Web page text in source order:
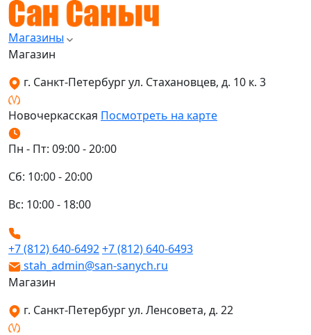
Магазины
Магазин
г. Санкт-Петербург ул. Стахановцев, д. 10 к. 3
Новочеркасская Посмотреть на карте
Пн - Пт: 09:00 - 20:00
Сб: 10:00 - 20:00
Вс: 10:00 - 18:00
+7 (812) 640-6492+7 (812) 640-6493
stah_admin@san-sanych.ru
Магазин
г. Санкт-Петербург ул. Ленсовета, д. 22